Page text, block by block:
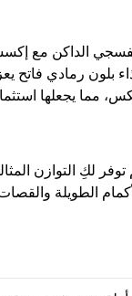
الداكن مع
بلون رمادي فاتح
مما يجعلها
لكِ التوازن
الطويلة